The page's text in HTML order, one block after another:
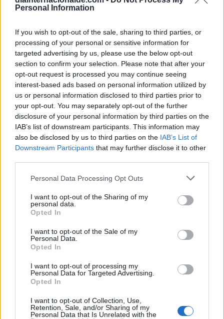
Personal Information
If you wish to opt-out of the sale, sharing to third parties, or
processing of your personal or sensitive information for
targeted advertising by us, please use the below opt-out
section to confirm your selection. Please note that after your
opt-out request is processed you may continue seeing
interest-based ads based on personal information utilized by
us or personal information disclosed to third parties prior to
your opt-out. You may separately opt-out of the further
disclosure of your personal information by third parties on the
IAB’s list of downstream participants. This information may
also be disclosed by us to third parties on the IAB’s List of
Downstream Participants that may further disclose it to other
Personal Data Processing Opt Outs
I want to opt-out of the Sharing of my
personal data.
Opted In
I want to opt-out of the Sale of my
Personal Data.
Opted In
I want to opt-out of processing my
Personal Data for Targeted Advertising.
Opted In
I want to opt-out of Collection, Use,
Retention, Sale, and/or Sharing of my
Personal Data that Is Unrelated with the
Día Mundial de los Faros
7 de agosto de 2026
Secciones destacadas